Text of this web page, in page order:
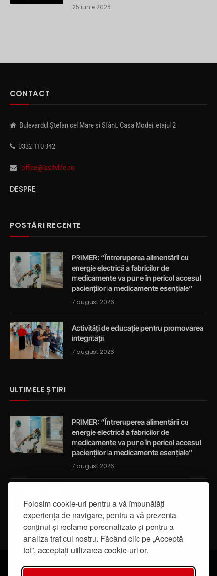
Folosim cookie-uri pentru a vă îmbunătăți
experiența de navigare, pentru a vă prezenta
conținut și reclame personalizate și pentru a
analiza traficul nostru. Făcând clic pe „Acceptă
tot”, acceptați utilizarea cookie-urilor.
25 iunie 2026
CONTACT
Bulevardul Ștefan cel Mare și Sfânt, Casa Modei, etajul 2
0332 110 042
office@iasitvlife.ro
DESPRE
POSTĂRI RECENTE
PRIMER: “Întreruperea alimentării cu
energie electrică a fabricilor de
medicamente va pune în pericol accesul
pacienților la medicamente esențiale”
7 august 2026
Activități de educație pentru promovarea
integrității
7 august 2026
ULTIMELE ȘTIRI
PRIMER: “Întreruperea alimentării cu
energie electrică a fabricilor de
medicamente va pune în pericol accesul
pacienților la medicamente esențiale”
7 august 2026
integrității
7 august 2026